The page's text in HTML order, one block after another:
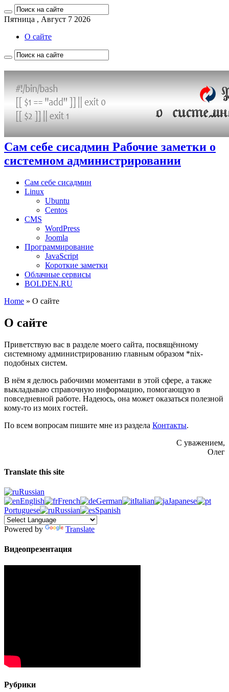
Пятница , Август 7 2026
О сайте
Сам себе сисадмин Рабочие заметки о
системном администрировании
Сам себе сисадмин
Linux
Ubuntu
Centos
CMS
WordPress
Joomla
Программирование
JavaScript
Короткие заметки
Облачные сервисы
BOLDEN.RU
Home » О сайте
О сайте
Приветствую вас в разделе моего сайта, посвящённому
системному администрированию главным образом *nix-
подобных систем.
В нём я делюсь рабочими моментами в этой сфере, а также
выкладываю справочную информацию, помогающую в
повседневной работе. Надеюсь, она может оказаться полезной
кому-то из моих гостей.
По всем вопросам пишите мне из раздела Контакты.
С уважением,
Олег
Translate this site
Russian
English
French German Italian
Japanese
Portuguese
Russian Spanish
Powered by Translate
Видеопрезентация
Рубрики